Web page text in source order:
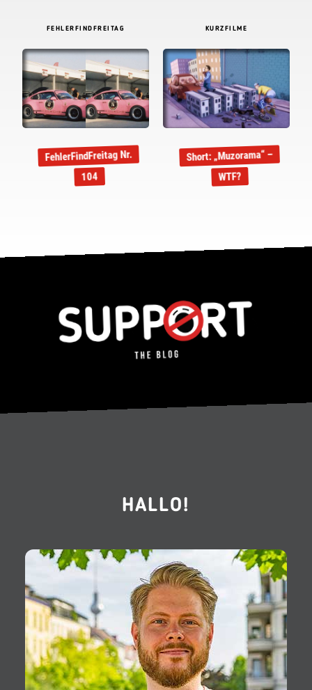
FEHLERFINDFREITAG
FehlerFindFreitag Nr.
104
KURZFILME
Short: „Muzorama“ –
WTF?
HALLO!